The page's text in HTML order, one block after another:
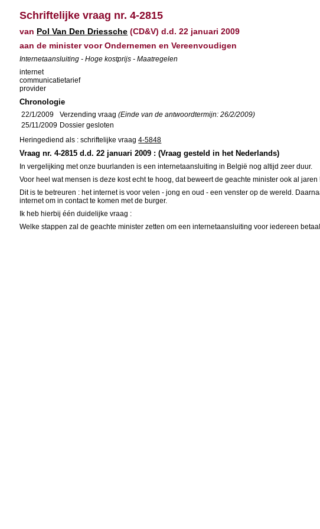
Schriftelijke vraag nr. 4-2815
van Pol Van Den Driessche (CD&V) d.d. 22 januari 2009
aan de minister voor Ondernemen en Vereenvoudigen
Internetaansluiting - Hoge kostprijs - Maatregelen
internet
communicatietarief
provider
Chronologie
22/1/2009 Verzending vraag(Einde van de antwoordtermijn: 26/2/2009)
25/11/2009 Dossier gesloten
Heringediend als : schriftelijke vraag4-5848
Vraag nr. 4-2815 d.d. 22 januari 2009 : (Vraag gesteld in het Nederlands)
In vergelijking met onze buurlanden is een internetaansluiting in België nog altijd zeer duur.
Voor heel wat mensen is deze kost echt te hoog, dat beweert de geachte minister ook al jaren
Dit is te betreuren : het internet is voor velen - jong en oud - een venster op de wereld.
internet om in contact te komen met de burger.
Ik heb hierbij één duidelijke vraag :
Welke stappen zal de geachte minister zetten om een internetaansluiting voor iedereen